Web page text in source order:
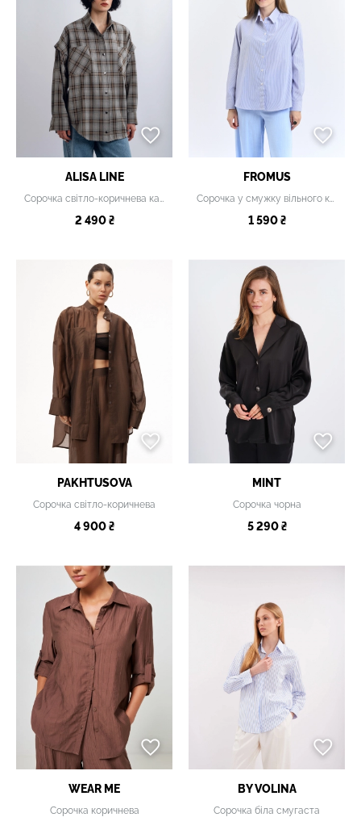
ALISA LINE
Сорочка світло-коричнева картата з відстібними рукавами
2 490 ₴
FROMUS
Сорочка у смужку вільного крою блакитна
1 590 ₴
PAKHTUSOVA
Сорочка світло-коричнева
4 900 ₴
MINT
Сорочка чорна
5 290 ₴
WEAR ME
Сорочка коричнева
BY VOLINA
Сорочка біла смугаста